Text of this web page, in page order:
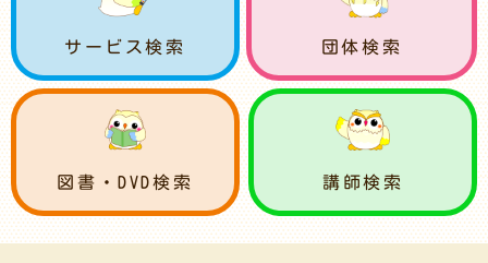
サービス検索 団体検索
図書・DVD検索 講師検索